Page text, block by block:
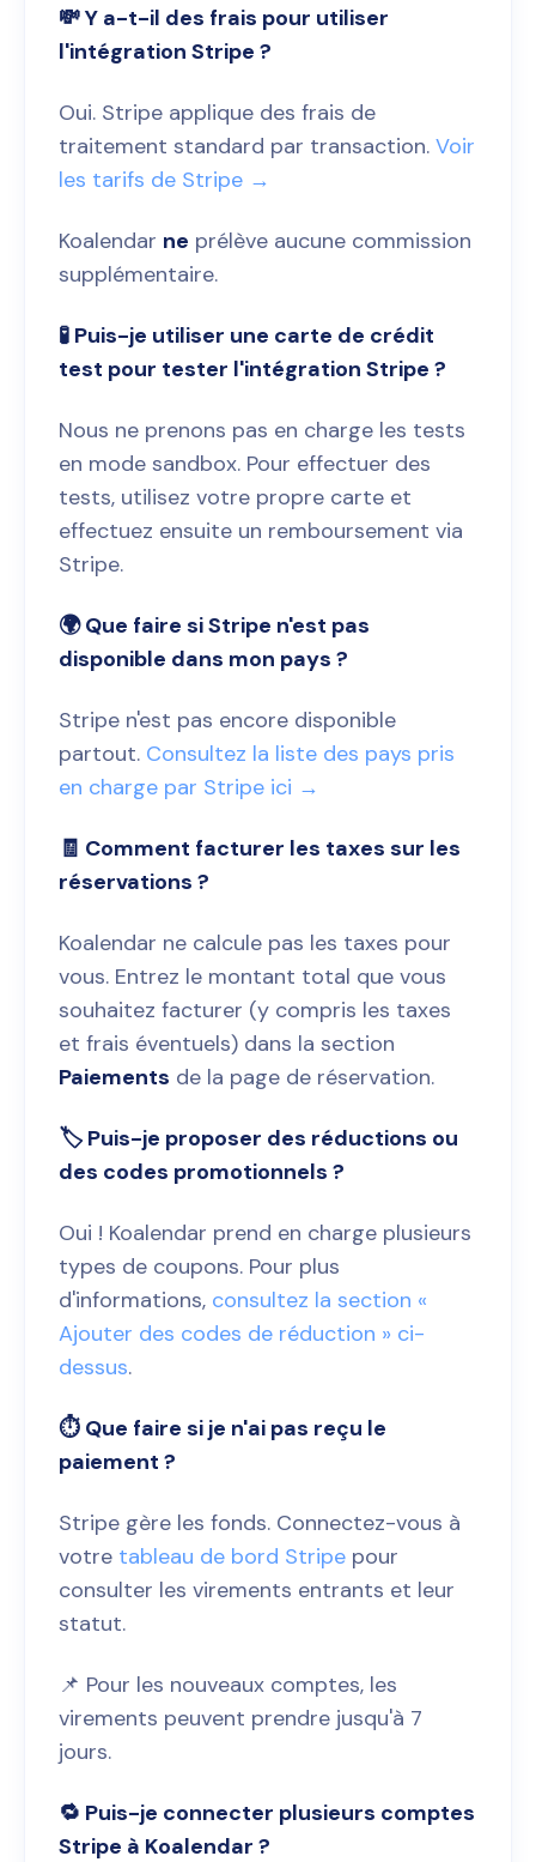
💸 Y a-t-il des frais pour utiliser
l'intégration Stripe ?
Oui. Stripe applique des frais de
traitement standard par transaction. Voir
les tarifs de Stripe →
Koalendar ne prélève aucune commission
supplémentaire.
🧪 Puis-je utiliser une carte de crédit
test pour tester l'intégration Stripe ?
Nous ne prenons pas en charge les tests
en mode sandbox. Pour effectuer des
tests, utilisez votre propre carte et
effectuez ensuite un remboursement via
Stripe.
🌍 Que faire si Stripe n'est pas
disponible dans mon pays ?
Stripe n'est pas encore disponible
partout. Consultez la liste des pays pris
en charge par Stripe ici →
🧾 Comment facturer les taxes sur les
réservations ?
Koalendar ne calcule pas les taxes pour
vous. Entrez le montant total que vous
souhaitez facturer (y compris les taxes
et frais éventuels) dans la section
Paiements de la page de réservation.
🏷️ Puis-je proposer des réductions ou
des codes promotionnels ?
Oui ! Koalendar prend en charge plusieurs
types de coupons. Pour plus
d'informations, consultez la section «
Ajouter des codes de réduction » ci-
dessus.
⏱️ Que faire si je n'ai pas reçu le
paiement ?
Stripe gère les fonds. Connectez-vous à
votre tableau de bord Stripe pour
consulter les virements entrants et leur
statut.
📌 Pour les nouveaux comptes, les
virements peuvent prendre jusqu'à 7
jours.
🔁 Puis-je connecter plusieurs comptes
Stripe à Koalendar ?